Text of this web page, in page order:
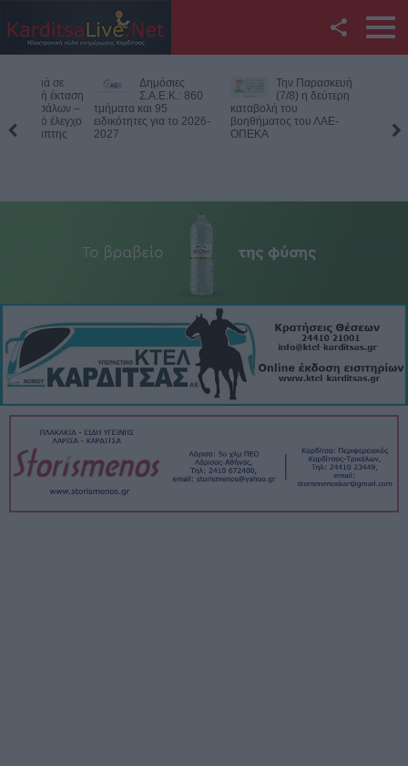
Twitter
YouTube
RSS
Επικοινωνία με το
Δημόσιες
Σ.Α.Ε.Κ.: 860
τμήματα και 95
ειδικότητες για το 2026-
2027
Την Παρασκευή
(7/8) η δεύτερη
καταβολή του
βοηθήματος του ΛΑΕ-
Δομενίκου –
παθολογικό αίτιο